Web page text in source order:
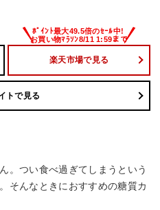
楽天市場で見る
トで見る
。つい食べ過ぎてしまうという
そんなときにおすすめの糖質カ